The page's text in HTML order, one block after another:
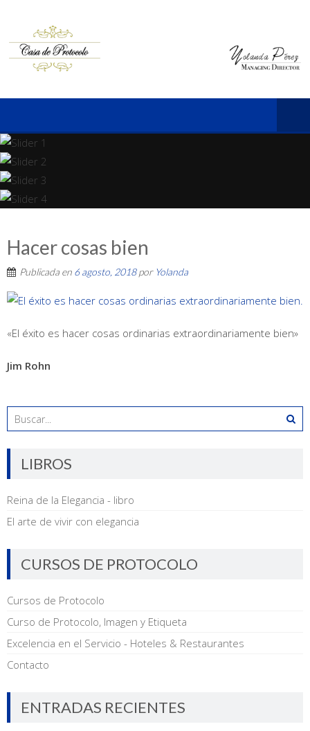
Hacer cosas bien
Publicada en 6 agosto, 2018por Yolanda
«El éxito es hacer cosas ordinarias extraordinariamente bien»
Jim Rohn
LIBROS
Reina de la Elegancia - libro
El arte de vivir con elegancia
CURSOS DE PROTOCOLO
Cursos de Protocolo
Curso de Protocolo, Imagen y Etiqueta
Excelencia en el Servicio - Hoteles & Restaurantes
Contacto
ENTRADAS RECIENTES